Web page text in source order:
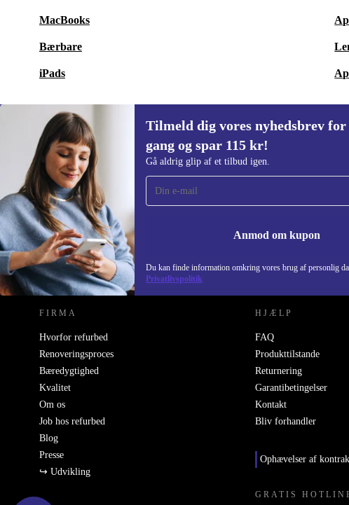
MacBooks
Bærbare
iPads
Tilmeld dig vores nyhedsbrev
gang og spar 115 kr!
Gå aldrig glip af et tilbud igen.
Anmod om kupon
Du kan finde information omkring vores brug af personlig
Privatlivspolitik
Tilmeld dig vores nyhedsbrev for første
gang og spar 115 kr!
Gå aldrig glip af et tilbud igen.
Du
REFURBED DANMARK - RETHINK NEW.
FIRMA
Hvorfor refurbed
Renoveringsproces
Bæredygtighed
Kvalitet
Om os
Job hos refurbed
Blog
Presse
↪ Udvikling
HJÆLP
FAQ
Produkttilstande
Returnering
Garantibetingelser
Kontakt
Bliv forhandler
Ophævelser af
GRATIS